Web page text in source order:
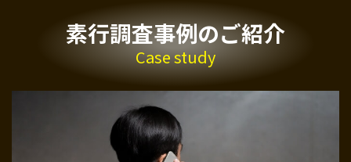
素行調査事例のご紹介
Case study